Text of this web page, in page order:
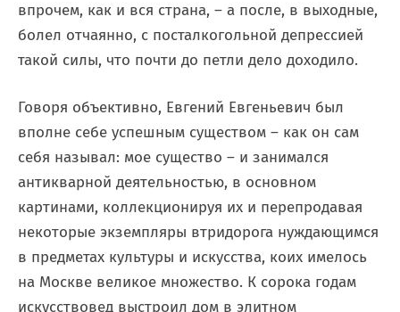
впрочем, как и вся страна, – а после, в выходные,
болел отчаянно, с посталкогольной депрессией
такой силы, что почти до петли дело доходило.
Говоря объективно, Евгений Евгеньевич был
вполне себе успешным существом – как он сам
себя называл: мое существо – и занимался
антикварной деятельностью, в основном
картинами, коллекционируя их и перепродавая
некоторые экземпляры втридорога нуждающимся
в предметах культуры и искусства, коих имелось
на Москве великое множество. К сорока годам
искусствовед выстроил дом в элитном